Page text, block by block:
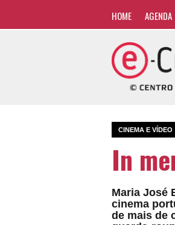
HOME AGENDA
CINEMA E VÍDEO
In
Maria José
cinema
de mais de